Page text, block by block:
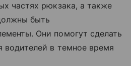
частях рюкзака, а также
быть
Они помогут сделать
водителей в темное время